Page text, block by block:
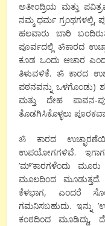
ಅತೀಂದ್ರಿಯ ಮತ್ತು
ನಮ್ಮ ಧರ್ಮ ಗ್ರಂಥಗಳಲ್ಲಿ,
ಹಲವಾರು ಬಾರಿ
ಪೂರ್ವದಲ್ಲಿ ॐಕಾರದ
ಕೂಡ ಒಂದು ಆಚಾರ
ತಿಳುವಳಿಕೆ. ॐ ಕಾರದ
ಪಠನವನ್ನು ಒಳಗೊಂಡು)
ಮತ್ತು ದೇಹ ಪಾವನ-
ತೊಡಗಿಸಿಕೊಳ್ಳಲು
ॐ ಕಾರದ
ಉಪಯೋಗಗಳಿವೆ.
’ಮ್’ಕಾರಗಳೆಂದು
ಮೂಲದಿಂದ ಮೂಡುತ್ತದೆ.
ಕೆಳಭಾಗ, ಎಂದರೆ
ಗಮನಿಸಬಹುದು. ಇನ್ನು
ಕಂಠದಿಂದ ಮೂಡಿದ್ದು,